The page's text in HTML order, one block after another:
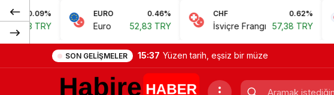
EURO 0.46%
Euro 52,83 TRY
CHF 0.62%
İsviçre Frangı 57,38 TRY
JPY
Japon Yeni
SON GELIŞMELER 15:37 Yüzen tarih, eşsiz bir müze